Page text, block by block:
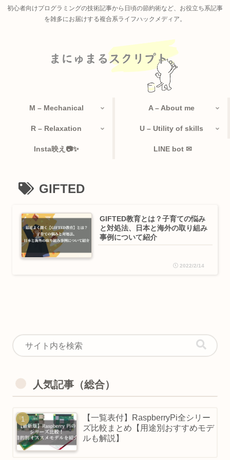
初心者向けプログラミングの技術記事から日頃の節約術など、お役立ち系記事
を雑多にお届けする複合系ライフハックメディア。
M – Mechanical A – About me
R – Relaxation U – Utility of skills
Insta映え📷✨ LINE bot ✉
GIFTED
GIFTED教育とは？子育ての悩み
と対処法、日本と海外の取り組み
事例について紹介
2022/2/14
人気記事（総合）
【一覧表付】RaspberryPi全シリー
ズ比較まとめ【用途別おすすめモデ
ルも解説】